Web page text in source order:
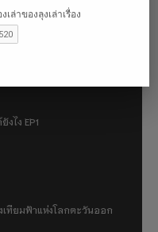
ไง EP2
งไง EP1
เทียมฟ้าแห่งโลกตะวันออก